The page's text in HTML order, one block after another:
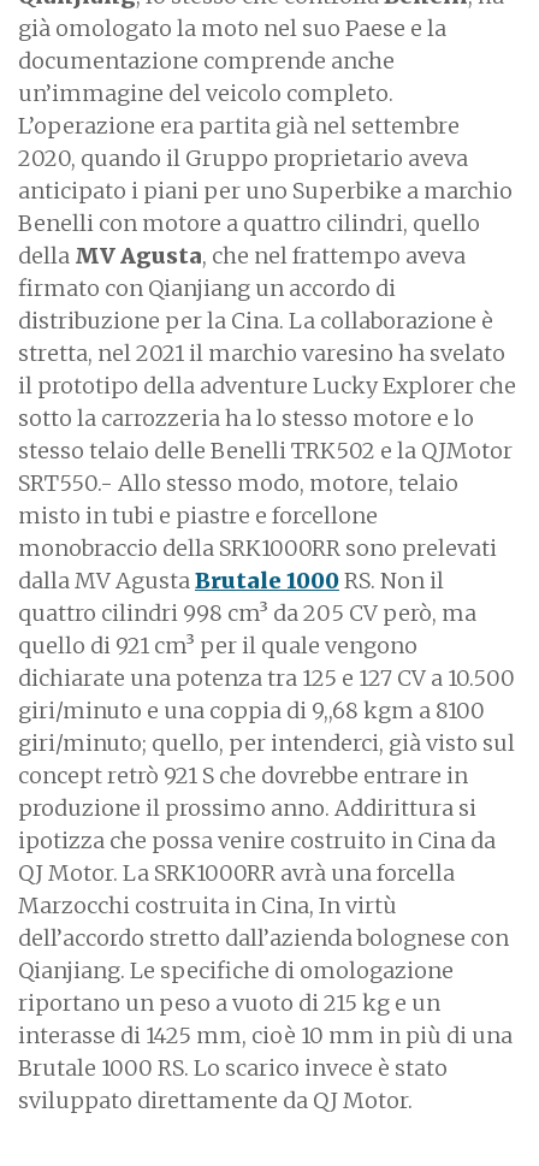
già omologato la moto nel suo Paese e la
documentazione comprende anche
un’immagine del veicolo completo.
L’operazione era partita già nel settembre
2020, quando il Gruppo proprietario aveva
anticipato i piani per uno Superbike a marchio
Benelli con motore a quattro cilindri, quello
della MV Agusta, che nel frattempo aveva
firmato con Qianjiang un accordo di
distribuzione per la Cina. La collaborazione è
stretta, nel 2021 il marchio varesino ha svelato
il prototipo della adventure Lucky Explorer che
sotto la carrozzeria ha lo stesso motore e lo
stesso telaio delle Benelli TRK502 e la QJMotor
SRT550.- Allo stesso modo, motore, telaio
misto in tubi e piastre e forcellone
monobraccio della SRK1000RR sono prelevati
dalla MV AgustaBrutale 1000RS. Non il
quattro cilindri 998 cm³ da 205 CV però, ma
quello di 921 cm³ per il quale vengono
dichiarate una potenza tra 125 e 127 CV a 10.500
giri/minuto e una coppia di 9,,68 kgm a 8100
giri/minuto; quello, per intenderci, già visto sul
concept retrò 921 S che dovrebbe entrare in
produzione il prossimo anno. Addirittura si
ipotizza che possa venire costruito in Cina da
QJ Motor. La SRK1000RR avrà una forcella
Marzocchi costruita in Cina, In virtù
dell’accordo stretto dall’azienda bolognese con
Qianjiang. Le specifiche di omologazione
riportano un peso a vuoto di 215 kg e un
interasse di 1425 mm, cioè 10 mm in più di una
Brutale 1000 RS. Lo scarico invece è stato
sviluppato direttamente da QJ Motor.